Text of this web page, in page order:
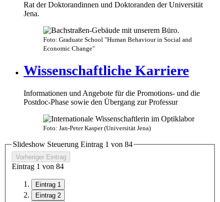
Rat der Doktorandinnen und Doktoranden der Universität
Jena.
Foto: Graduate School "Human Behaviour in Social and
Economic Change"
Wissenschaftliche Karriere
Informationen und Angebote für die Promotions- und die
Postdoc-Phase sowie den Übergang zur Professur
Foto: Jan-Peter Kasper (Universität Jena)
Slideshow Steuerung Eintrag 1 von 84
Vorheriger Eintrag
Eintrag 1 von 84
Eintrag 1
Eintrag 2